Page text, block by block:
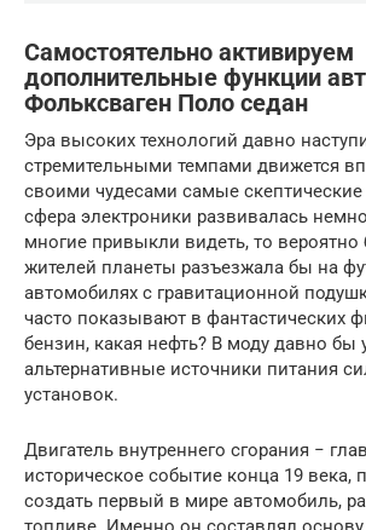
Самостоятельно активируем
дополнительные функции
Фольксваген Поло седан
Эра высоких технологий давно
стремительными темпами движется
своими чудесами самые
сфера электроники развивалась
многие привыкли видеть, то вероятно
жителей планеты разъезжала бы на
автомобилях с гравитационной
часто показывают в фантастических
бензин, какая нефть? В моду давно
альтернативные источники питания
установок.
Двигатель внутреннего сгорания −
историческое событие конца 19 века,
создать первый в мире автомобиль,